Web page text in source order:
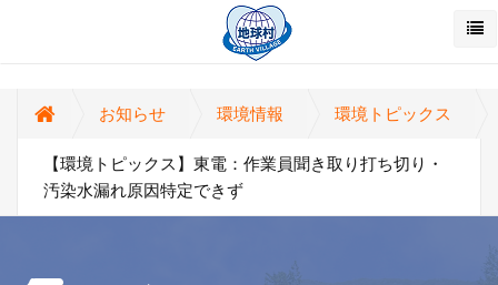
お知らせ 環境情報 環境トピックス
【環境トピックス】東電：作業員聞き取り打ち切り・
汚染水漏れ原因特定できず